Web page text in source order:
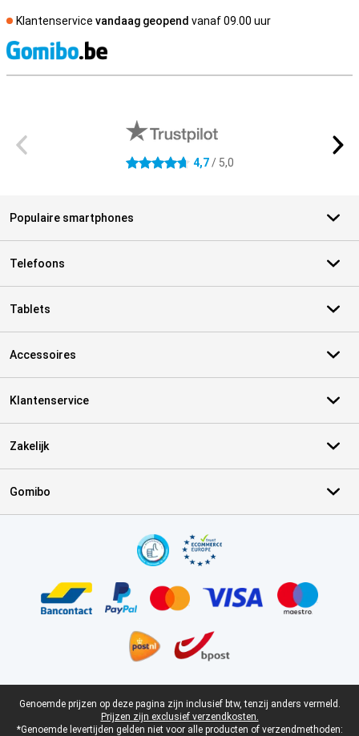
Klantenservice vandaag geopend vanaf 09.00 uur
4.7 sterren 4,7/ 5,0
Populaire smartphones
Telefoons
Tablets
Accessoires
Klantenservice
Zakelijk
Gomibo
Juridische voettekst
Genoemde prijzen op deze pagina zijn inclusief btw, tenzij anders vermeld.
Prijzen zijn exclusief verzendkosten.
*Genoemde levertijden gelden niet voor alle producten of verzendmethoden: